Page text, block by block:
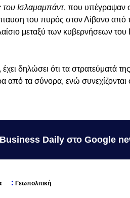
του Ισλαμαμπάντ, που υπέγραψαν
του πυρός στον Λίβανο από
μεταξύ των κυβερνήσεων του
δηλώσει ότι τα στρατεύματά
από τα σύνορα, ενώ συνεχίζονται
Daily στο Google
Γεωπολιτική